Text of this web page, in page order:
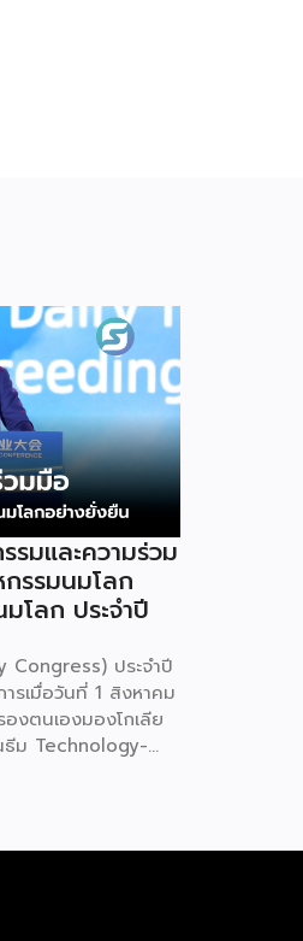
มและความร่วม
รรมนมโลก
โลก ประจำปี
Congress) ประจำปี
รเมื่อวันที่ 1 สิงหาคม
งตนเองมองโกเลีย
ธีม Technology-
ป็นเวทีระดับโลกที่
งอุตสาหกรรมนม